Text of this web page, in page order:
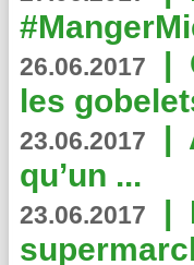
26.06.2017 |
les
23.06.2017 |
qu’un ...
23.06.2017 |